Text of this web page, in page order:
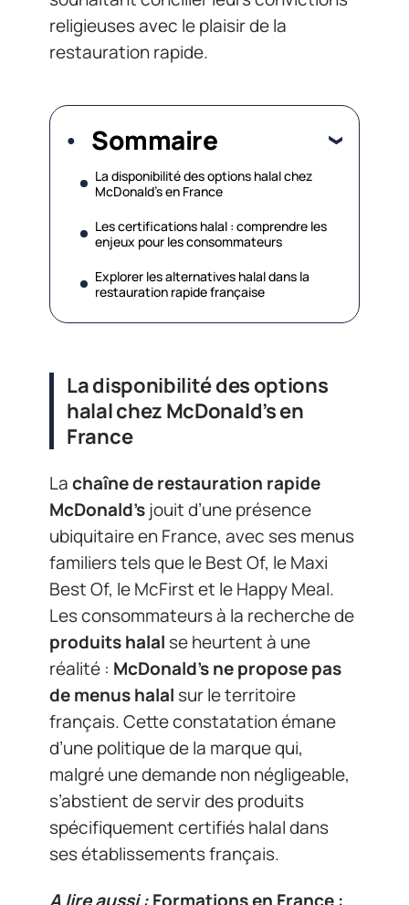
religieuses avec le plaisir de la
restauration rapide.
Sommaire
La disponibilité des options halal chez
McDonald’s en France
Les certifications halal : comprendre les
enjeux pour les consommateurs
Explorer les alternatives halal dans la
restauration rapide française
La disponibilité des options
halal chez McDonald’s en
France
Lachaîne de restauration rapide
McDonald’s jouit d’une présence
ubiquitaire en France, avec ses menus
familiers tels que le Best Of, le Maxi
Best Of, le McFirst et le Happy Meal.
Les consommateurs à la recherche de
produits halal se heurtent à une
réalité : McDonald’s ne propose pas
de menus halal sur le territoire
français. Cette constatation émane
d’une politique de la marque qui,
malgré une demande non négligeable,
s’abstient de servir des produits
spécifiquement certifiés halal dans
ses établissements français.